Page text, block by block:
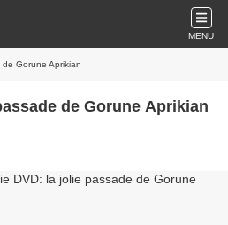
MENU
Gorune Aprikian
de Gorune Aprikian